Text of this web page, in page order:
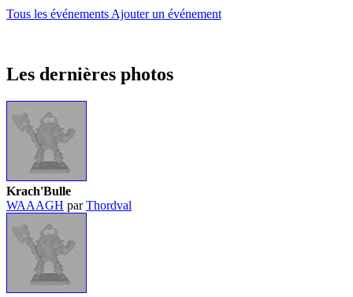
Tous les événements Ajouter un événement
Les dernières photos
Krach'Bulle
WAAAGH parThordval